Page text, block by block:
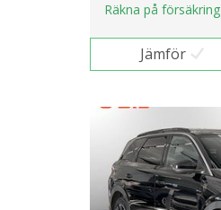
Räkna på försäkring
Jämför